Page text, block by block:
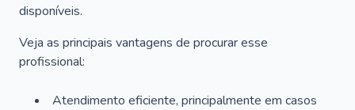
disponíveis.
Veja as principais vantagens de procurar esse
profissional:
Atendimento eficiente, principalmente em casos